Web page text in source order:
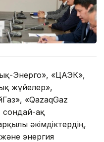
Энерго», «ЦАЭК»,
жүйелер»,
«QazaqGaz
ақ
әкімдіктердің,
энергия